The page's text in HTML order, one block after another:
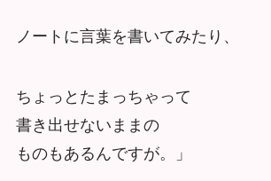
ノートに言葉を書いてみたり、
ちょっとたまっちゃって
書き出せないままの
ものもあるんですが。」